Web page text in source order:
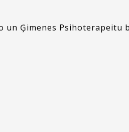
un Ģimenes Psihoterapeitu